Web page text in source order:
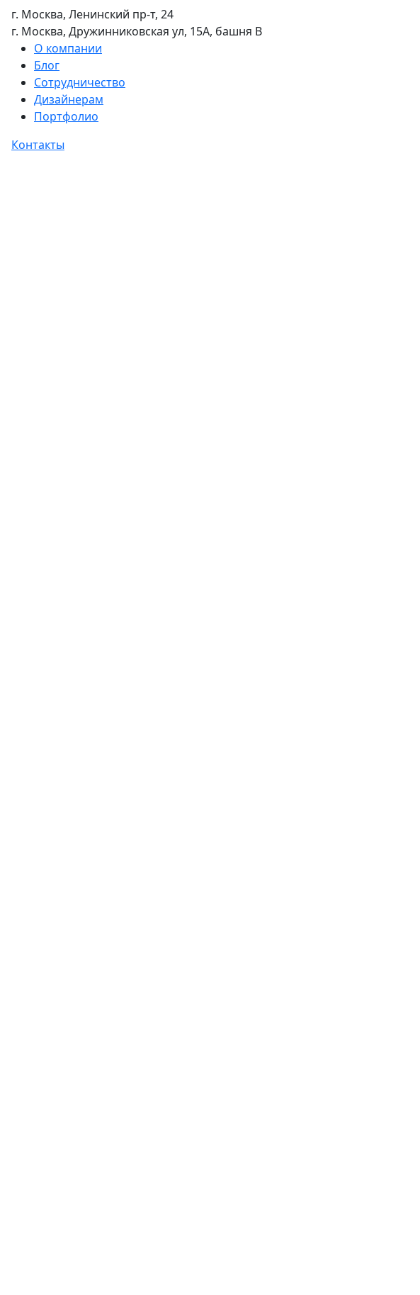
г. Москва, Ленинский пр-т, 24
г. Москва, Дружинниковская ул, 15А, башня В
О компании
Блог
Сотрудничество
Дизайнерам
Портфолио
Контакты